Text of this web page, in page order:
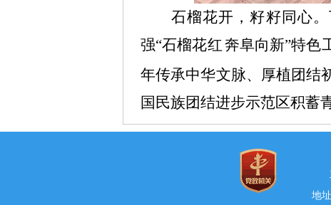
石榴花开，籽籽同心
强“石榴花红 奔阜向新”特色
年传承中华文脉、厚植团结
国民族团结进步示范区积蓄
地